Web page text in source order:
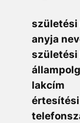
születési
anyja
születési
lakcím